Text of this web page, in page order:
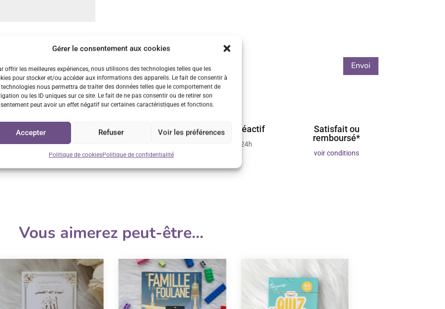
Gérer le consentement aux cookies
offrir les meilleures expériences, nous utilisons des technologies telles que les
pour stocker et/ou accéder aux informations des appareils. Le fait de consentir à
technologies nous permettra de traiter des données telles que le comportement de
ou les ID uniques sur ce site. Le fait de ne pas consentir ou de retirer son
peut avoir un effet négatif sur certaines caractéristiques et fonctions.
Accepter Refuser Voir les préférences
Politique de cookiesPolitique de confidentialité
le navigateur pour mon prochain commentaire.
Envoi
rapide
48h/72h
Retrait GRATUIT sur
Vénissieux
sur rendez-vous
Service client réactif
Réponse sous 24h
Satisfait ou
remboursé*
voir conditions
Vous aimerez peut-être…